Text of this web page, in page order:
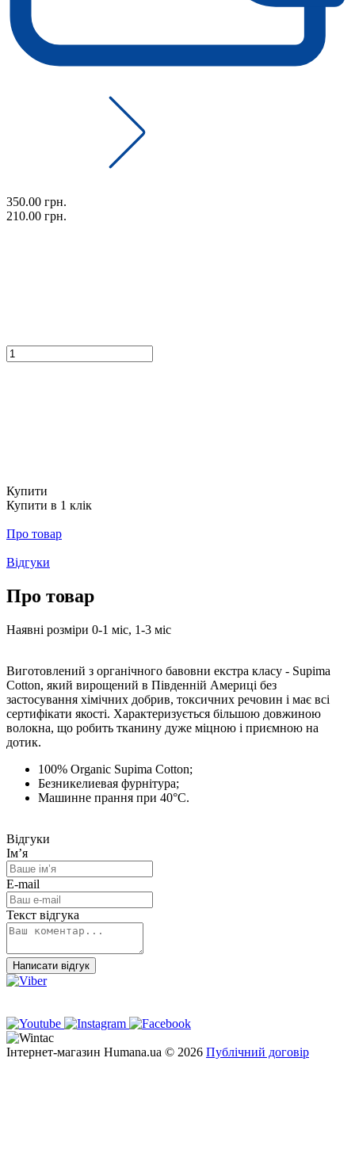
350.00 грн.
210.00 грн.
Купити
Купити в 1 клік
Про товар
Відгуки
Про товар
Наявні розміри 0-1 міс, 1-3 міс
Виготовлений з органічного бавовни екстра класу - Supima
Cotton, який вирощений в Південній Америці без
застосування хімічних добрив, токсичних речовин і має всі
сертифікати якості. Характеризується більшою довжиною
волокна, що робить тканину дуже міцною і приємною на
дотик.
100% Organic Supima Cotton;
Безникелиевая фурнітура;
Машинне прання при 40°C.
Відгуки
Ім’я
E-mail
Текст відгука
Написати відгук
Інтернет-магазин Humana.ua © 2026 Публічний договір